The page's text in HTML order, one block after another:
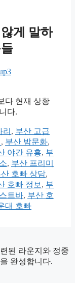
게 말하
다 현재 상황
다.
, 부산 고급
, 부산 밤문화,
야간 유흥, 부
, 부산 프리미
호빠 상담,
호빠 정보 , 부
트바, 부산 호
대 호빠
된 라운지와 정중
완성합니다.